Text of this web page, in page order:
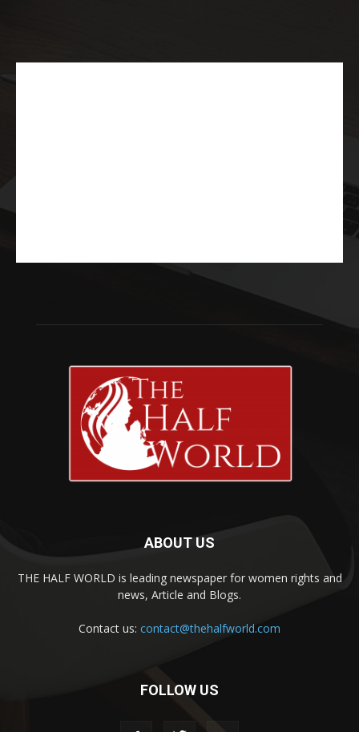
ABOUT US
THE HALF WORLD is leading newspaper for women rights and
news, Article and Blogs.
Contact us: contact@thehalfworld.com
FOLLOW US